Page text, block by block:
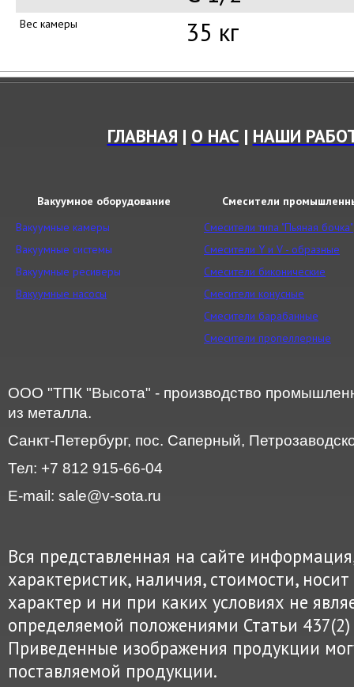
Вес камеры 35 кг
ГЛАВНАЯ | О НАС | НАШИ
Вакуумное оборудование
Смесители
Вакуумные камеры
Вакуумные системы
Вакуумные ресиверы
Вакуумные насосы
Смесители типа "Пьяная бочка"
Смесители Y и V - образные
Смесители биконические
Смесители конусные
Смесители барабанные
Смесители пропеллерные
ООО "ТПК "Высота" - производство
из металла.
Санкт-Петербург, пос. Саперный,
Тел: +7 812 915-66-04
E-mail: sale@v-sota.ru
Вся представленная на сайте
характеристик, наличия, стоимости,
характер и ни при каких условиях не
определяемой положениями Статьи
Приведенные изображения продукции
поставляемой продукции.